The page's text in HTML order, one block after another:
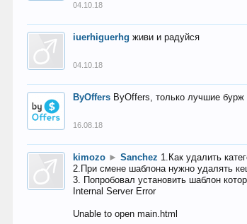
04.10.18
iuerhiguerhg живи и радуйся
04.10.18
ByOffers ByOffers, только лучшие
16.08.18
kimozo ► Sanchez 1.Как удалить
2.При смене шаблона нужно удалять
3. Попробовал установить шаблон
Internal Server Error
Unable to open main.html